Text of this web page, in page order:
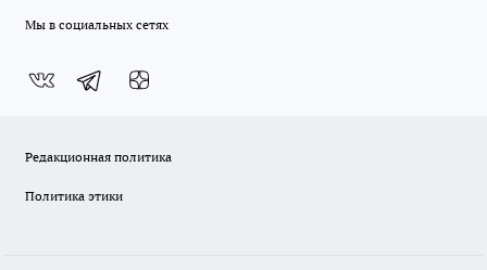
Мы в социальных сетях
Редакционная политика
Политика этики